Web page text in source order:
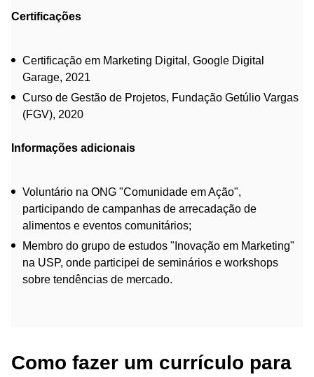
Certificações
Certificação em Marketing Digital, Google Digital
Garage, 2021
Curso de Gestão de Projetos, Fundação Getúlio Vargas
(FGV), 2020
Informações adicionais
Voluntário na ONG "Comunidade em Ação",
participando de campanhas de arrecadação de
alimentos e eventos comunitários;
Membro do grupo de estudos "Inovação em Marketing"
na USP, onde participei de seminários e workshops
sobre tendências de mercado.
Como fazer um currículo para